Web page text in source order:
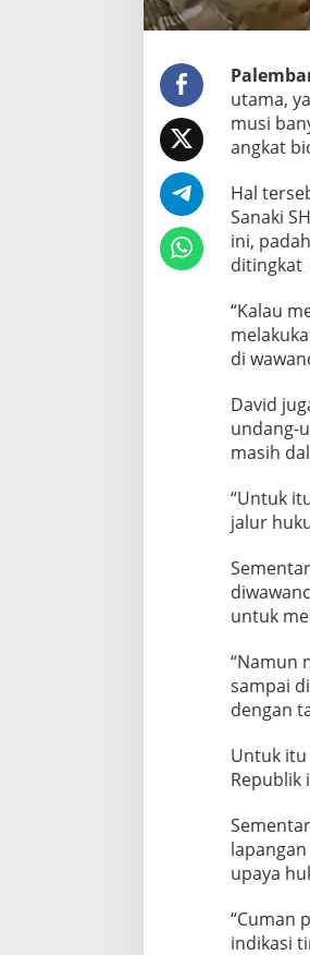
utama,
musi
angkat
Hal
Sanaki
ini,
ditingkat
“Kalau
di
David
undang-
masih
“Untuk
jalur
untuk
“Namun
sampai
dengan
Untuk
Republik
upaya
“Cuman
indikasi